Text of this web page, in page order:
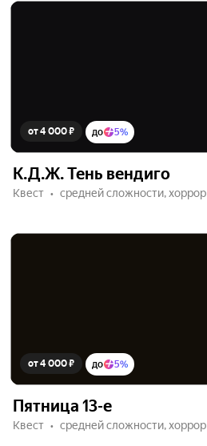
от 4 000 ₽ до 5%
К.Д.Ж. Тень вендиго
Квест средней сложности, хоррор
от 4 000 ₽ до 5%
Пятница 13-е
Квест средней сложности, хоррор